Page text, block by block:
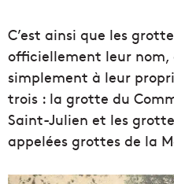
C’est ainsi que les
officiellement leur nom,
simplement à leur
trois : la grotte du
Saint-Julien et les
appelées grottes de la